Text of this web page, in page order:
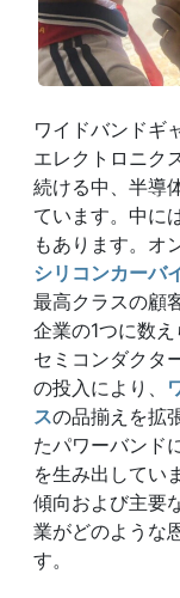
ワイドバンドギ
エレクトロニク
続ける中、半導
ています。中に
もあります。オ
シリコンカーバ
最高クラスの顧
企業の1つに数
セミコンダクタ
の投入により、
スの品揃えを拡
たパワーバンド
を生み出してい
傾向および主要
業がどのような
す。